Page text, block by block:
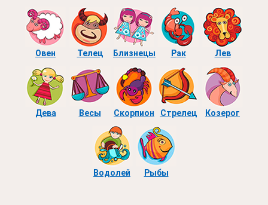
Овен Телец Близнецы Рак Лев
Дева Весы Скорпион Стрелец Козерог
Водолей Рыбы